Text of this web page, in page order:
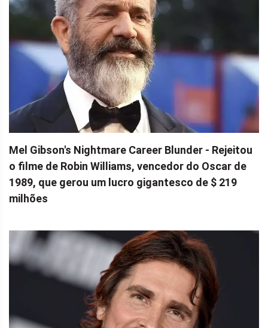
Mel Gibson's Nightmare Career Blunder - Rejeitou
o filme de Robin Williams, vencedor do Oscar de
1989, que gerou um lucro gigantesco de $ 219
milhões